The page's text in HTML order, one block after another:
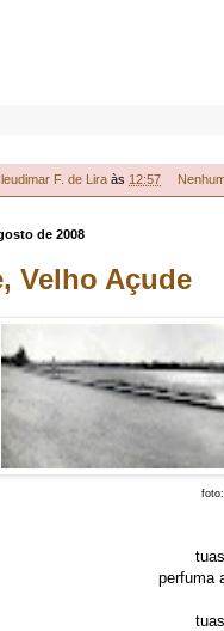
F. de Lira às 12:57
de 2008
Velho Açude
foto:
perfuma